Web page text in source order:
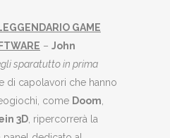
GAME
– John
sparatutto in prima
di capolavori che hanno
come Doom
3D , ripercorrerà la